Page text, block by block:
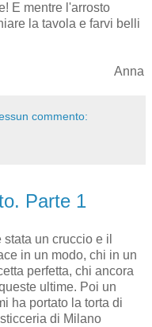
E mentre l'arrosto
la tavola e farvi belli
Anna
commento:
Parte 1
un cruccio e il
in un modo, chi in un
perfetta, chi ancora
ultime. Poi un
ha portato la torta di
di Milano